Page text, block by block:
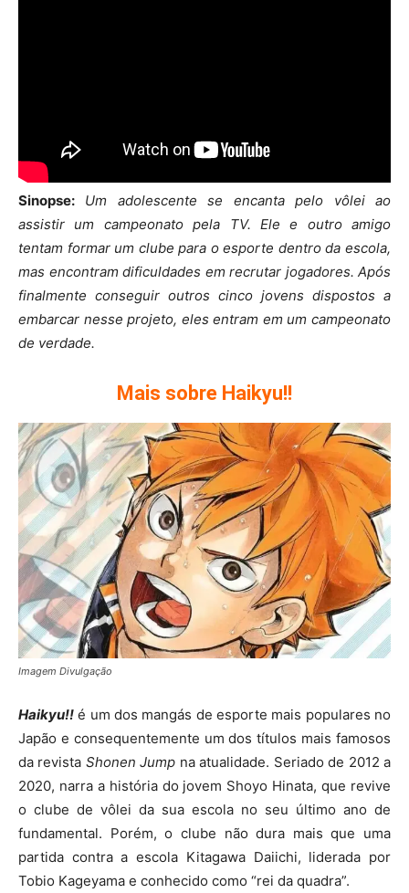
Sinopse:
Um adolescente se encanta pelo vôlei ao
assistir um campeonato pela TV. Ele e outro amigo
tentam formar um clube para o esporte dentro da escola,
mas encontram dificuldades em recrutar jogadores. Após
finalmente conseguir outros cinco jovens dispostos a
embarcar nesse projeto, eles entram em um campeonato
de verdade.
Mais sobre Haikyu!!
Imagem Divulgação
Haikyu!! é um dos mangás de esporte mais populares no
Japão e consequentemente um dos títulos mais famosos
da revista Shonen Jump na atualidade. Seriado de 2012 a
2020, narra a história do jovem Shoyo Hinata, que revive
o clube de vôlei da sua escola no seu último ano de
fundamental. Porém, o clube não dura mais que uma
partida contra a escola Kitagawa Daiichi, liderada por
Tobio Kageyama e conhecido como “rei da quadra”.